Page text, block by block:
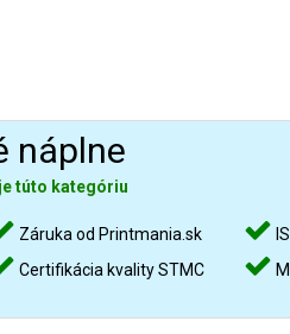
náplne
túto kategóriu
Záruka od Printmania.sk
Certifikácia kvality STMC